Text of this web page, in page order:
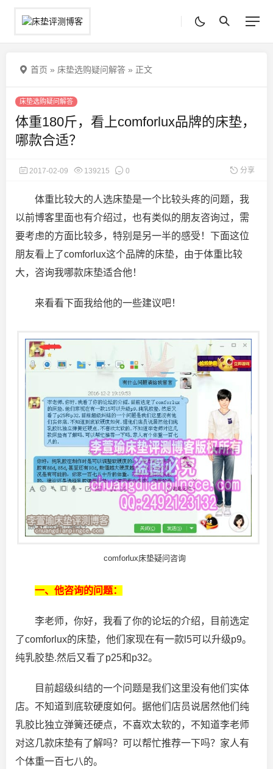
首页 » 床垫选购疑问解答 » 正文
床垫选购疑问解答
体重180斤，看上comforlux品牌的床垫，
哪款合适？
2017-02-09 139215 0 分享
体重比较大的人选床垫是一个比较头疼的问题，我
以前博客里面也有介绍过，也有类似的朋友咨询过，需
要考虑的方面比较多，特别是另一半的感受！下面这位
朋友看上了comforlux这个品牌的床垫，由于体重比较
大，咨询我哪款床垫适合他！
来看看下面我给他的一些建议吧！
comforlux床垫疑问咨询
一、他咨询的问题：
李老师，你好，我看了你的论坛的介绍，目前选定
了comforlux的床垫，他们家现在有一款l5可以升级p9。
纯乳胶垫.然后又看了p25和p32。
目前超级纠结的一个问题是我们这里没有他们实体
店。不知道到底软硬度如何。据他们店员说居然他们纯
乳胶比独立弹簧还硬点，不喜欢太软的，不知道李老师
对这几款床垫有了解吗？可以帮忙推荐一下吗？家人有
个体重一百七八的。